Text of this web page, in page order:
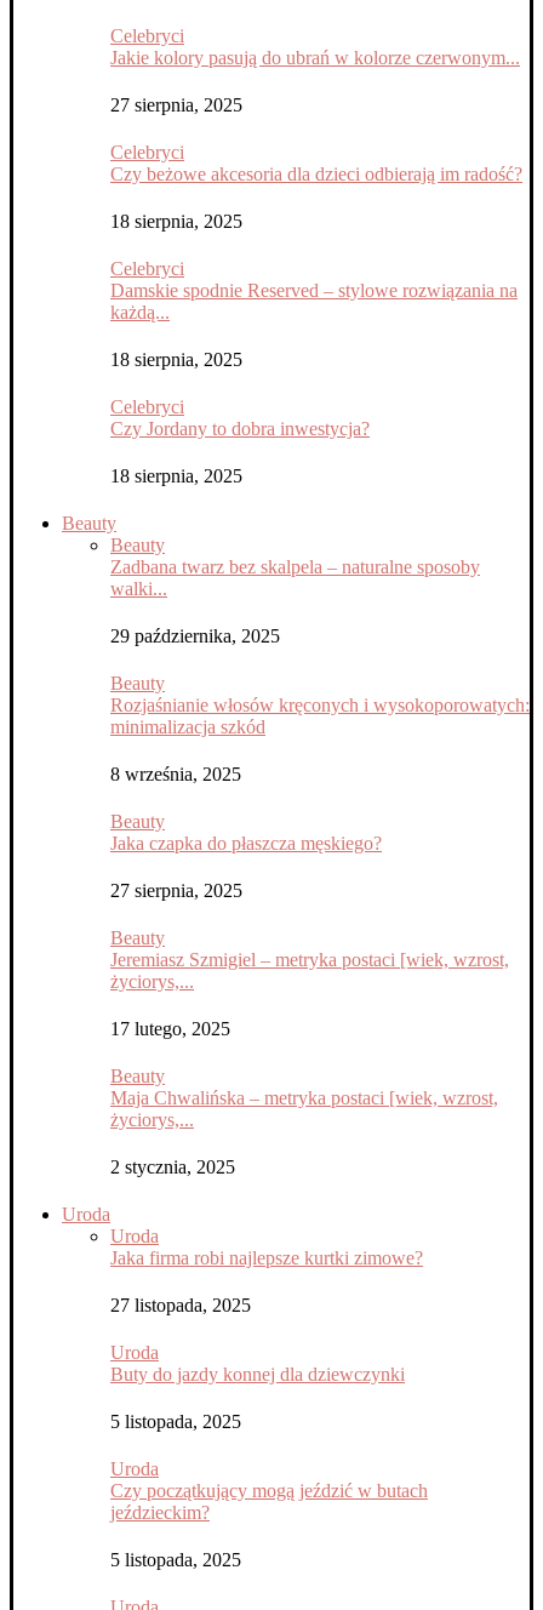
Celebryci
Jakie kolory pasują do ubrań w kolorze czerwonym...
27 sierpnia, 2025
Celebryci
Czy beżowe akcesoria dla dzieci odbierają im radość?
18 sierpnia, 2025
Celebryci
Damskie spodnie Reserved – stylowe rozwiązania na
każdą...
18 sierpnia, 2025
Celebryci
Czy Jordany to dobra inwestycja?
18 sierpnia, 2025
Beauty
Beauty
Zadbana twarz bez skalpela – naturalne sposoby
walki...
29 października, 2025
Beauty
Rozjaśnianie włosów kręconych i wysokoporowatych:
minimalizacja szkód
8 września, 2025
Beauty
Jaka czapka do płaszcza męskiego?
27 sierpnia, 2025
Beauty
Jeremiasz Szmigiel – metryka postaci [wiek, wzrost,
życiorys,...
17 lutego, 2025
Beauty
Maja Chwalińska – metryka postaci [wiek, wzrost,
życiorys,...
2 stycznia, 2025
Uroda
Uroda
Jaka firma robi najlepsze kurtki zimowe?
27 listopada, 2025
Uroda
Buty do jazdy konnej dla dziewczynki
5 listopada, 2025
Uroda
Czy początkujący mogą jeździć w butach
jeździeckim?
5 listopada, 2025